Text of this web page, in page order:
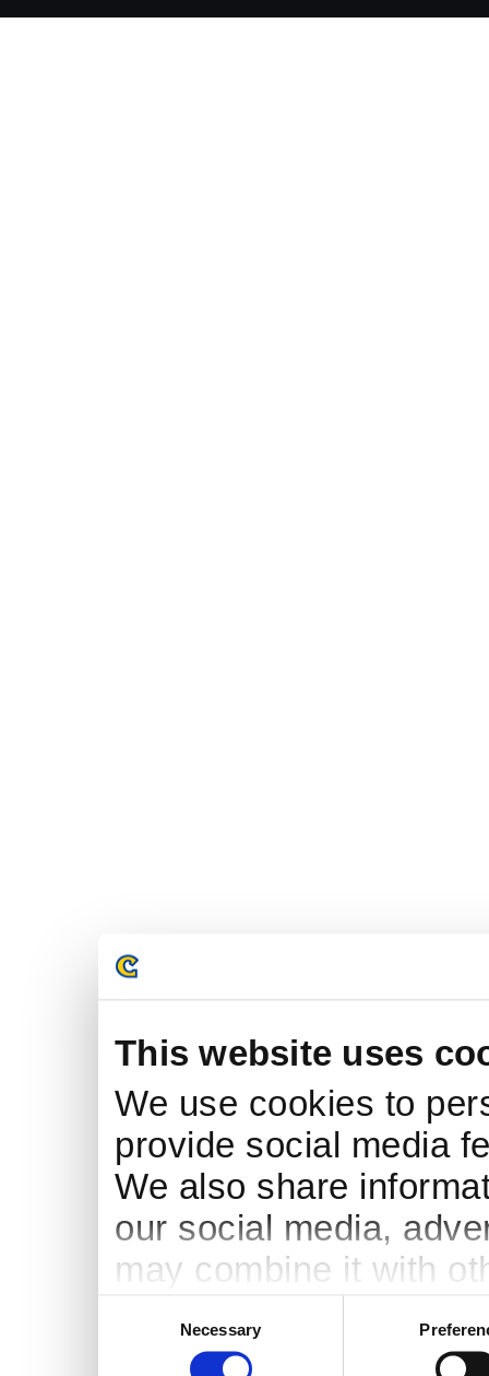
This website uses
We use cookies to
provide social media
We also share
our social media,
may combine it with
services.
Necessary